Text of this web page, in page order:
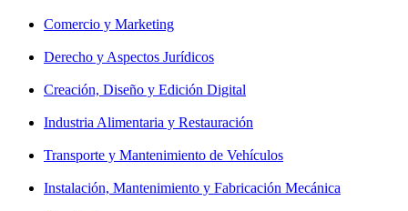
Comercio y Marketing
Derecho y Aspectos Jurídicos
Creación, Diseño y Edición Digital
Industria Alimentaria y Restauración
Transporte y Mantenimiento de Vehículos
Instalación, Mantenimiento y Fabricación Mecánica